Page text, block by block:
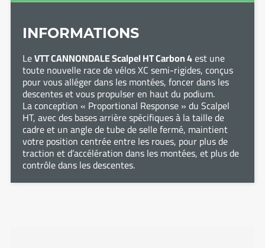
INFORMATIONS
LeVTT CANNONDALE Scalpel HT Carbon 4est une
toute nouvelle race de vélos XC semi-rigides, conçus
pour vous alléger dans les montées, foncer dans les
descentes et vous propulser en haut du podium.
La conception « Proportional Response » du Scalpel
HT, avec des bases arrière spécifiques à la taille de
cadre et un angle de tube de selle fermé, maintient
votre position centrée entre les roues, pour plus de
traction et d’accélération dans les montées, et plus de
contrôle dans les descentes.